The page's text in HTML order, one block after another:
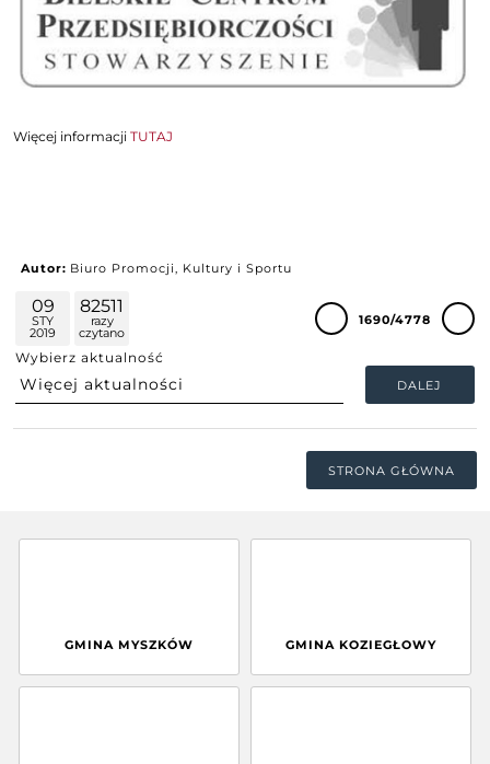
Więcej informacjiTUTAJ
Autor: Biuro Promocji, Kultury i Sportu
09
STY
2019
82511
razy
czytano
Wybierz aktualność
DALEJ
1690/4778
STRONA GŁÓWNA
GMINA MYSZKÓW GMINA KOZIEGŁOWY